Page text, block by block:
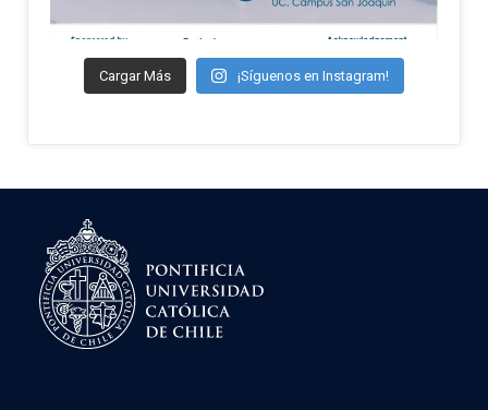
Cargar Más ¡Síguenos en Instagram!